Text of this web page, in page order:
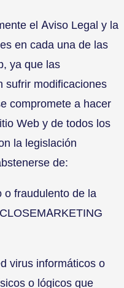
el Aviso Legal y la
en cada una de las
ya que las
sufrir modificaciones
compromete a hacer
Web y de todos los
la legislación
de:
o fraudulento de la
virus informáticos o
o lógicos que